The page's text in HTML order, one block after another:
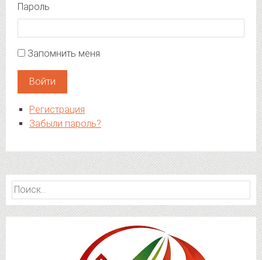
Пароль
Запомнить меня
Войти
Регистрация
Забыли пароль?
Найти: